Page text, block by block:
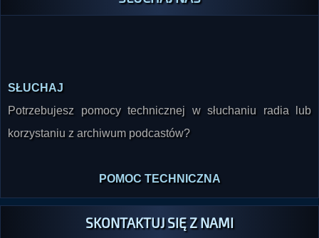
Potrzebujesz pomocy technicznej w słuchaniu radia lub
korzystaniu z archiwum podcastów?
SKONTAKTUJ SIĘ Z NAMI